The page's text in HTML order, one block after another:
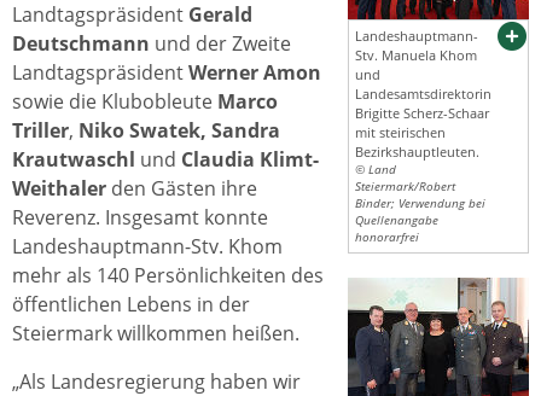
Landeshauptmann-
Stv. Manuela Khom
und
Landesamtsdirektorin
Brigitte Scherz-Schaar
mit steirischen
Bezirkshauptleuten.
© Land
Steiermark/Robert
Binder; Verwendung bei
Quellenangabe
honorarfrei
Landtagspräsident Gerald
Deutschmann und der Zweite
LandtagspräsidentWerner Amon
sowie die Klubobleute Marco
Triller, Niko Swatek, Sandra
Krautwaschl und Claudia Klimt-
Weithaler den Gästen ihre
Reverenz. Insgesamt konnte
Landeshauptmann-Stv. Khom
mehr als 140 Persönlichkeiten des
öffentlichen Lebens in der
Steiermark willkommen heißen.
„Als Landesregierung haben wir